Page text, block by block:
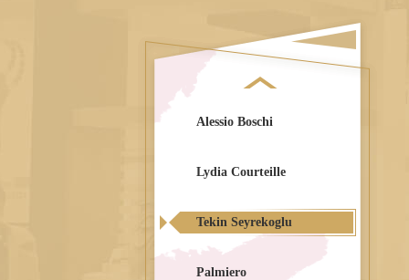
Alessio Boschi
Lydia Courteille
Tekin Seyrekoglu
Palmiero